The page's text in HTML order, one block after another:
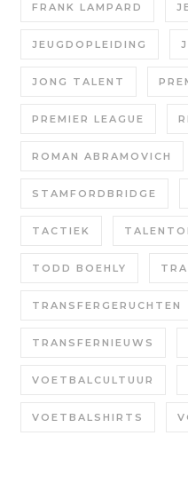
FRANK LAMPARD
JEUGDOPLEIDING
JONG TALENT
PREMIER LEAGUE
ROMAN ABRAMOVICH
STAMFORDBRIDGE
TACTIEK
TODD BOEHLY
TRANSFERGERUCHTEN
TRANSFERNIEUWS
VOETBALCULTUUR
VOETBALSHIRTS